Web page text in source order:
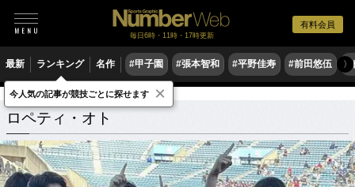
有料会員
毎日6時・11時・17時更新
最新 ランキング 名作 #甲子園 #張本智和 #平野佳寿 #前田悠伍 #
〉
ロペティ・オト 関連記事
ロペティ・オト
今人気の記事が競技ごとに探せます ×